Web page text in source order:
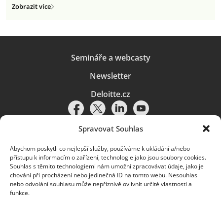
Spravovat Souhlas
Abychom poskytli co nejlepší služby, používáme k ukládání a/nebo
přístupu k informacím o zařízení, technologie jako jsou soubory cookies.
Souhlas s těmito technologiemi nám umožní zpracovávat údaje, jako je
chování při procházení nebo jedinečná ID na tomto webu. Nesouhlas
nebo odvolání souhlasu může nepříznivě ovlivnit určité vlastnosti a
funkce.
Zobrazit více
Semináře a webcasty
Newsletter
Deloitte.cz
Pravidla používání|Ochrana osobních údajů|Soubory cookies |
Deloitte.cz
© 2026. Více informací najdete vPravidlech používání.
Deloitte označuje jednu či více společností globální sítě členských